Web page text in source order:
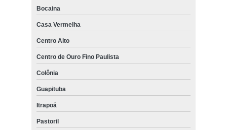
Bocaina
Casa Vermelha
Centro Alto
Centro de Ouro Fino Paulista
Colônia
Guapituba
Itrapoá
Pastoril